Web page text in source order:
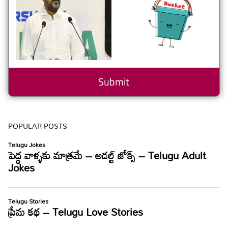
POPULAR POSTS